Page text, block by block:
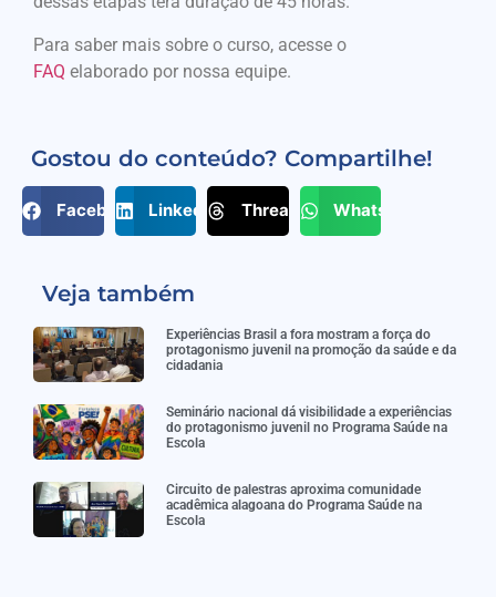
Para saber mais sobre o curso, acesse o
FAQ elaborado por nossa equipe.
Gostou do conteúdo? Compartilhe!
Facebook LinkedIn Threads WhatsApp
Veja também
Experiências Brasil a fora mostram a força do
protagonismo juvenil na promoção da saúde e da
cidadania
Seminário nacional dá visibilidade a experiências
do protagonismo juvenil no Programa Saúde na
Escola
Circuito de palestras aproxima comunidade
acadêmica alagoana do Programa Saúde na
Escola